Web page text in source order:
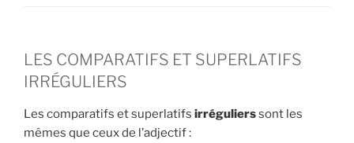
LES COMPARATIFS ET SUPERLATIFS
IRRÉGULIERS
Les comparatifs et superlatifs irrégulierssont les
mêmes que ceux de l’adjectif :